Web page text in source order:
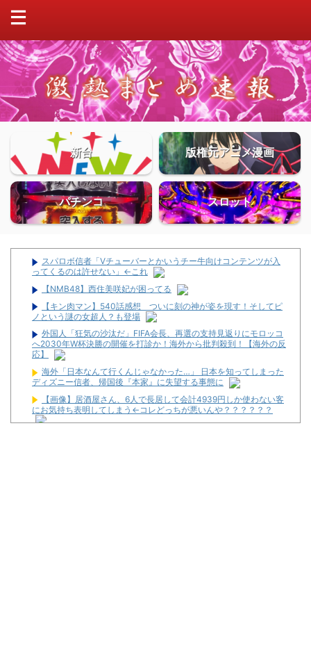
新台 版権元アニメ漫画
パチンコ スロット
スパロボ信者「Vチューバーとかいうチー牛向けコンテンツが入
ってくるのは許せない」←これ
【NMB48】西住美咲妃が困ってる
【キン肉マン】540話感想 ついに刻の神が姿を現す！そしてピ
ノという謎の女超人？も登場
外国人「狂気の沙汰だ」FIFA会長、再選の支持見返りにモロッコ
へ2030年W杯決勝の開催を打診か！海外から批判殺到！【海外の反
応】
海外「日本なんて行くんじゃなかった…」 日本を知ってしまった
ディズニー信者、帰国後『本家』に失望する事態に
【画像】居酒屋さん、6人で長居して会計4939円しか使わない客
にお気持ち表明してしまう←コレどっちが悪いんや？？？？？？